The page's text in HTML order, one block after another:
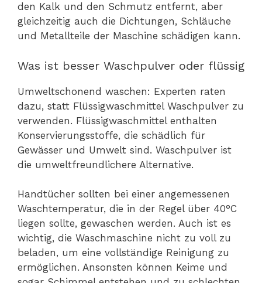
den Kalk und den Schmutz entfernt, aber
gleichzeitig auch die Dichtungen, Schläuche
und Metallteile der Maschine schädigen kann.
Was ist besser Waschpulver oder flüssig
Umweltschonend waschen: Experten raten
dazu, statt Flüssigwaschmittel Waschpulver zu
verwenden. Flüssigwaschmittel enthalten
Konservierungsstoffe, die schädlich für
Gewässer und Umwelt sind. Waschpulver ist
die umweltfreundlichere Alternative.
Handtücher sollten bei einer angemessenen
Waschtemperatur, die in der Regel über 40°C
liegen sollte, gewaschen werden. Auch ist es
wichtig, die Waschmaschine nicht zu voll zu
beladen, um eine vollständige Reinigung zu
ermöglichen. Ansonsten können Keime und